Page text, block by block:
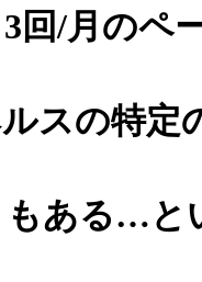
回/月のペ
スの特定
もある…と